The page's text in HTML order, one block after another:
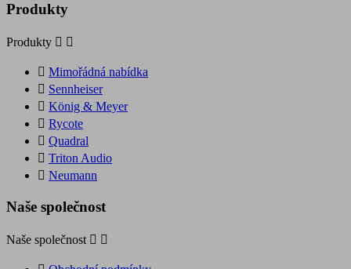
Produkty
Produkty  
 Mimořádná nabídka
 Sennheiser
 König & Meyer
 Rycote
 Quadral
 Triton Audio
 Neumann
Naše společnost
Naše společnost  